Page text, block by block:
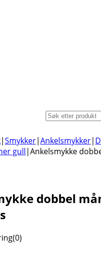
|Smykker|Ankelsmykker|
gull|Ankelsmykke
dobbel
(0)